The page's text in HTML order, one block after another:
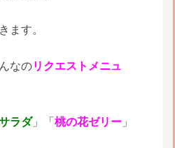
ます。
なのリクエストメニュ
ラダ」「 桃の花ゼリー 」